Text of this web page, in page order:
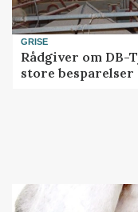
GRISE
Rådgiver om DB-
store besparelser